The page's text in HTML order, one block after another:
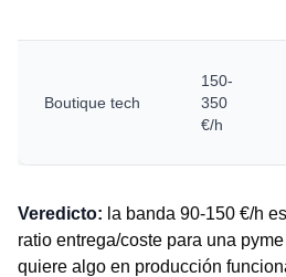
Boutique tech
150-
350
€/h
Veredicto: la banda 90-150 €/h
ratio entrega/coste para una
quiere algo en producción